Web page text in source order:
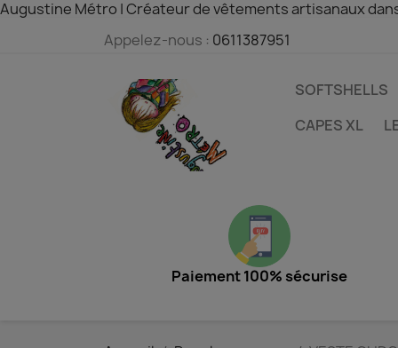
Augustine Métro | Créateur de vêtements artisanaux
Appelez-nous : 0611387951
SOFTSHELLS
CAPES XL
Paiement 100% sécurise